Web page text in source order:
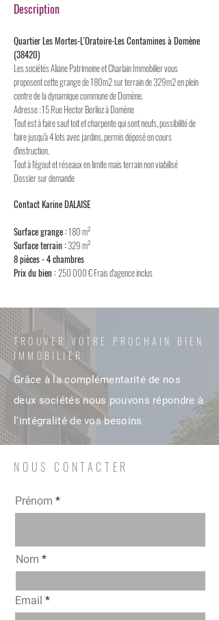
Description
Quartier Les Mortes-L'Oratoire-Les Contamines à Domène
(38420)
Les sociétés Aliane Patrimoine et Charlain Immobilier vous
proposent cette grange de 180m2 sur terrain de 329m2 en plein
centre de la dynamique commune de Domène.
Adresse : 15 Rue Hector Berlioz à Domène
Tout est à faire sauf toit et charpente qui sont neufs, possibilité de
faire jusqu'à 4 lots avec jardins, permis déposé en cours
d'instruction.
Tout à l'égout et réseaux en limite mais terrain non viabilisé
Dossier sur demande
Contact Karine DALAISE
Surface grange :180 m²
Surface terrain :329 m²
8 pièces - 4 chambres
Prix du bien :250 000 € Frais d'agence inclus
TROUVER VOTRE PROCHAIN BIEN
IMMOBILIER
Grâce à la complémentarité de nos
deux sociétés nous pouvons répondre à
l'intégralité de vos besoins
NOUS CONTACTER
Prénom
Nom
Email